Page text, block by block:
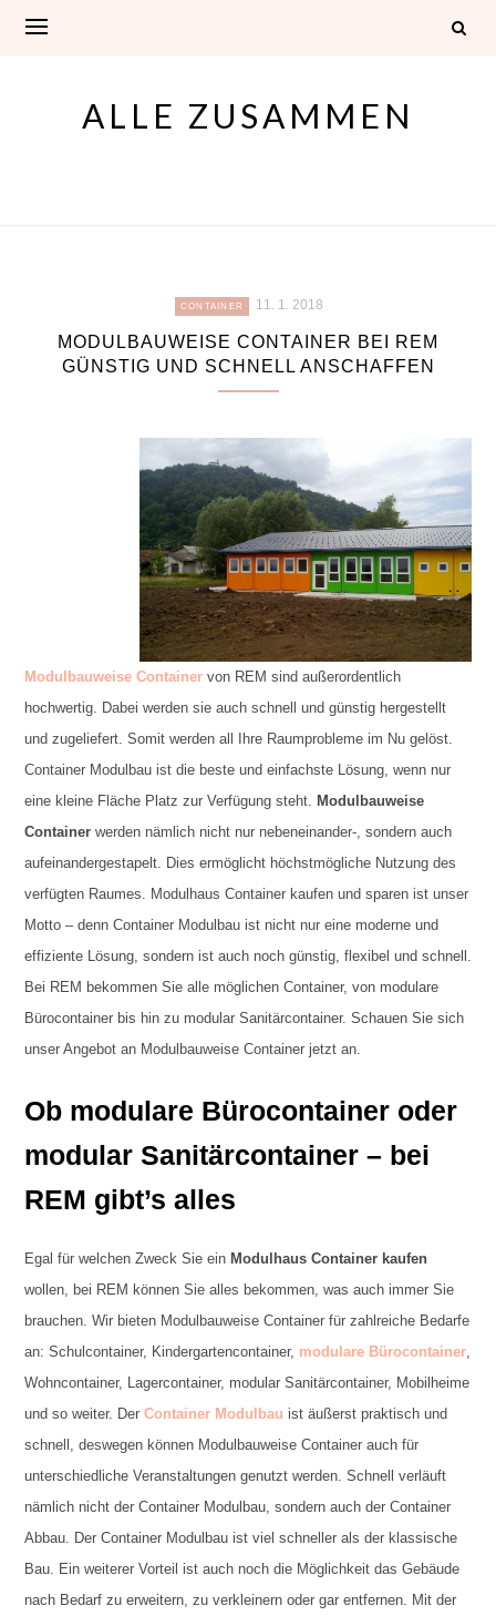
ALLE ZUSAMMEN
CONTAINER 11. 1. 2018
MODULBAUWEISE CONTAINER BEI REM
GÜNSTIG UND SCHNELL ANSCHAFFEN
Modulbauweise Containervon REM sind außerordentlich
hochwertig. Dabei werden sie auch schnell und günstig hergestellt
und zugeliefert. Somit werden all Ihre Raumprobleme im Nu gelöst.
Container Modulbau ist die beste und einfachste Lösung, wenn nur
eine kleine Fläche Platz zur Verfügung steht.
Modulbauweise
Containerwerden nämlich nicht nur nebeneinander-, sondern auch
aufeinandergestapelt. Dies ermöglicht höchstmögliche Nutzung des
verfügten Raumes. Modulhaus Container kaufen und sparen ist unser
Motto – denn Container Modulbau ist nicht nur eine moderne und
effiziente Lösung, sondern ist auch noch günstig, flexibel und schnell.
Bei REM bekommen Sie alle möglichen Container, von modulare
Bürocontainer bis hin zu modular Sanitärcontainer. Schauen Sie sich
unser Angebot an Modulbauweise Container jetzt an.
Ob modulare Bürocontainer oder
modular Sanitärcontainer – bei
REM gibt’s alles
Egal für welchen Zweck Sie ein Modulhaus Container kaufen
wollen, bei REM können Sie alles bekommen, was auch immer Sie
brauchen. Wir bieten Modulbauweise Container für zahlreiche Bedarfe
an: Schulcontainer, Kindergartencontainer, modulare Bürocontainer,
Wohncontainer, Lagercontainer, modular Sanitärcontainer, Mobilheime
und so weiter. Der Container Modulbau ist äußerst praktisch und
schnell, deswegen können Modulbauweise Container auch für
unterschiedliche Veranstaltungen genutzt werden. Schnell verläuft
nämlich nicht der Container Modulbau, sondern auch der Container
Abbau. Der Container Modulbau ist viel schneller als der klassische
Bau. Ein weiterer Vorteil ist auch noch die Möglichkeit das Gebäude
nach Bedarf zu erweitern, zu verkleinern oder gar entfernen. Mit der